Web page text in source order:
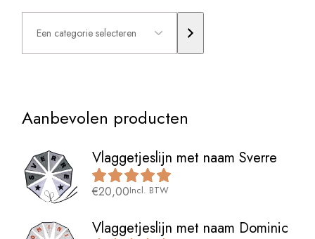
Een
categorie
selecteren
Aanbevolen producten
Vlaggetjeslijn met naam Sverre
€20,00Incl. BTW
Vlaggetjeslijn met naam Dominic